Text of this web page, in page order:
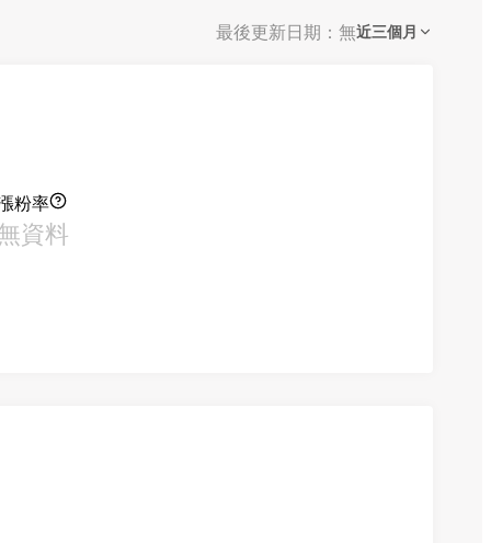
最後更新日期：無近三個月
粉率
資料